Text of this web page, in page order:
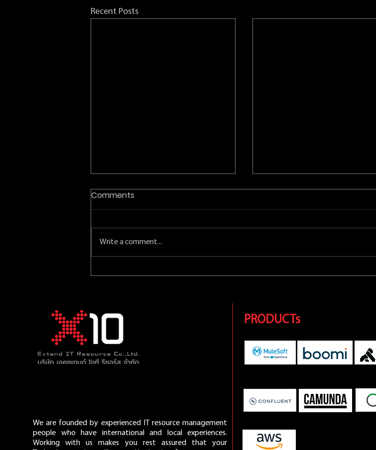
Recent Posts
เหตุผลที่โรงพยาบาลและหน่วย
เนื่องของผู้ป่วย
MuleSoft ตอบโจทย์ Digital
Comments
Write a comment...
PRODUCTs
We are founded by experienced IT resource management
people who have international and local experiences.
Working with us makes you rest assured that your